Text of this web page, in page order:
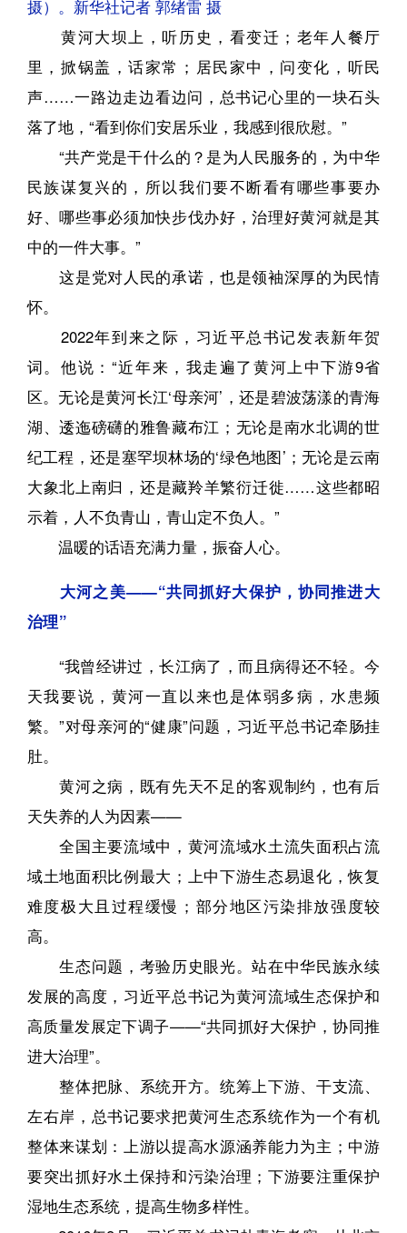
摄）。新华社记者 郭绪雷 摄
黄河大坝上，听历史，看变迁；老年人餐厅
里，掀锅盖，话家常；居民家中，问变化，听民
声……一路边走边看边问，总书记心里的一块石头
落了地，“看到你们安居乐业，我感到很欣慰。”
“共产党是干什么的？是为人民服务的，为中华
民族谋复兴的，所以我们要不断看有哪些事要办
好、哪些事必须加快步伐办好，治理好黄河就是其
中的一件大事。”
这是党对人民的承诺，也是领袖深厚的为民情
怀。
2022年到来之际，习近平总书记发表新年贺
词。他说：“近年来，我走遍了黄河上中下游9省
区。无论是黄河长江‘母亲河’，还是碧波荡漾的青海
湖、逶迤磅礴的雅鲁藏布江；无论是南水北调的世
纪工程，还是塞罕坝林场的‘绿色地图’；无论是云南
大象北上南归，还是藏羚羊繁衍迁徙……这些都昭
示着，人不负青山，青山定不负人。”
温暖的话语充满力量，振奋人心。
大河之美——“共同抓好大保护，协同推进大
治理”
“我曾经讲过，长江病了，而且病得还不轻。今
天我要说，黄河一直以来也是体弱多病，水患频
繁。”对母亲河的“健康”问题，习近平总书记牵肠挂
肚。
黄河之病，既有先天不足的客观制约，也有后
天失养的人为因素——
全国主要流域中，黄河流域水土流失面积占流
域土地面积比例最大；上中下游生态易退化，恢复
难度极大且过程缓慢；部分地区污染排放强度较
高。
生态问题，考验历史眼光。站在中华民族永续
发展的高度，习近平总书记为黄河流域生态保护和
高质量发展定下调子——“共同抓好大保护，协同推
进大治理”。
整体把脉、系统开方。统筹上下游、干支流、
左右岸，总书记要求把黄河生态系统作为一个有机
整体来谋划：上游以提高水源涵养能力为主；中游
要突出抓好水土保持和污染治理；下游要注重保护
湿地生态系统，提高生物多样性。